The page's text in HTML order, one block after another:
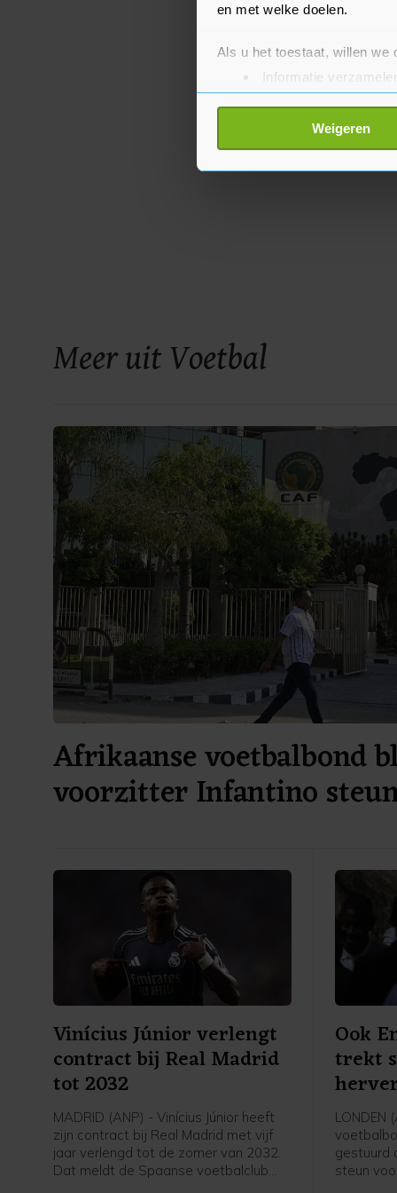
en met welke doelen.
Als u het toestaat, willen we
Informatie
Uw apparaat
Lees meer over hoe uw
toestemming op elk moment
Weigeren
Meer uit Voetbal
Afrikaanse voetbalbond
voorzitter Infantino
Vinícius Júnior verlengt
contract bij Real Madrid
tot 2032
MADRID (ANP) - Vinícius Júnior heeft
zijn contract bij Real Madrid met vijf
jaar verlengd tot de zomer van 2032.
Dat meldt de Spaanse voetbalclub
Ook
trekt
in
LONDEN
gestuurd
steun